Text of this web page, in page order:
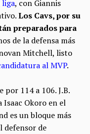
liga, con Giannis
Los Cavs, por su
preparados para
de la defensa más
Mitchell, listo
al MVP.
114 a 106. J.B.
Okoro en el
es un bloque más
defensor de